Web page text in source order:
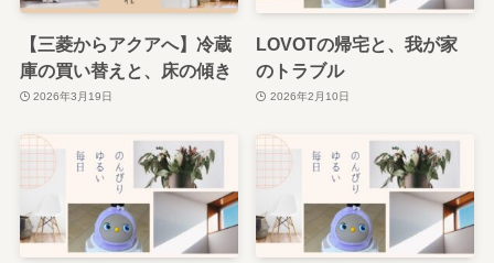
【三菱からアクアへ】冷蔵
庫の買い替えと、床の傾き
2026年3月19日
LOVOTの帰宅と、我が家
のトラブル
2026年2月10日